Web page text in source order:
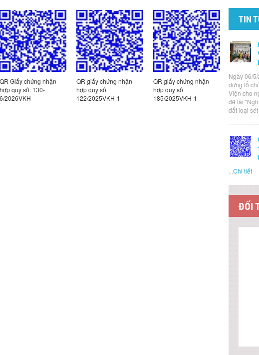
QR giấy chứng nhận
hợp quy số
122/2025VKH-1
QR giấy chứng nhận
hợp quy số
185/2025VKH-1
QR Giấy chứng nhận
hợp quy số: 100-
1/2026VKH
QR
hợp
12/
TIN
Ngày 06/
dựng tổ
Viện cho
đề tài
đất loại
...Chi tiết
ĐỐI